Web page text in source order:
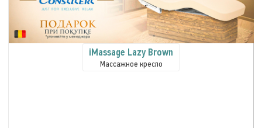
iMassage Lazy Brown
Массажное кресло